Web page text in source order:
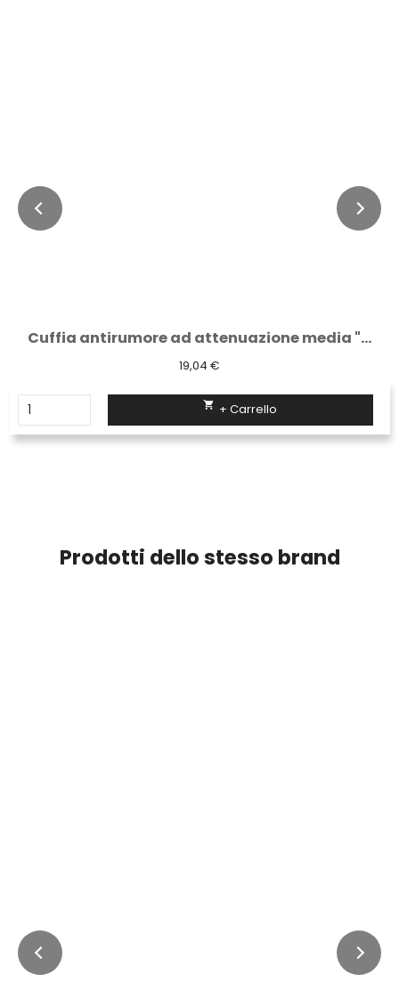
Cuffia antirumore ad attenuazione media "...
19,04 €
 + Carrello
Prodotti dello stesso brand